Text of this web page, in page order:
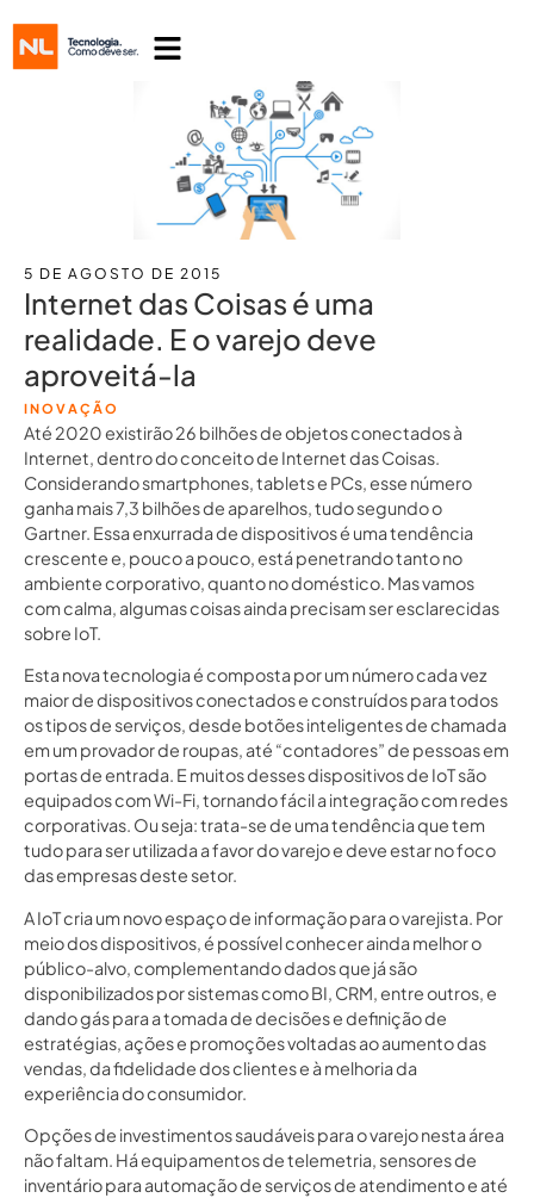
5 DE AGOSTO DE 2015
Internet das Coisas é uma
realidade. E o varejo deve
aproveitá-la
INOVAÇÃO
Até 2020 existirão 26 bilhões de objetos conectados à
Internet, dentro do conceito de Internet das Coisas.
Considerando smartphones, tablets e PCs, esse número
ganha mais 7,3 bilhões de aparelhos, tudo segundo o
Gartner. Essa enxurrada de dispositivos é uma tendência
crescente e, pouco a pouco, está penetrando tanto no
ambiente corporativo, quanto no doméstico. Mas vamos
com calma, algumas coisas ainda precisam ser esclarecidas
sobre IoT.
Esta nova tecnologia é composta por um número cada vez
maior de dispositivos conectados e construídos para todos
os tipos de serviços, desde botões inteligentes de chamada
em um provador de roupas, até “contadores” de pessoas em
portas de entrada. E muitos desses dispositivos de IoT são
equipados com Wi-Fi, tornando fácil a integração com redes
corporativas. Ou seja: trata-se de uma tendência que tem
tudo para ser utilizada a favor do varejo e deve estar no foco
das empresas deste setor.
A IoT cria um novo espaço de informação para o varejista. Por
meio dos dispositivos, é possível conhecer ainda melhor o
público-alvo, complementando dados que já são
disponibilizados por sistemas como BI, CRM, entre outros, e
dando gás para a tomada de decisões e definição de
estratégias, ações e promoções voltadas ao aumento das
vendas, da fidelidade dos clientes e à melhoria da
experiência do consumidor.
Opções de investimentos saudáveis para o varejo nesta área
não faltam. Há equipamentos de telemetria, sensores de
inventário para automação de serviços de atendimento e até